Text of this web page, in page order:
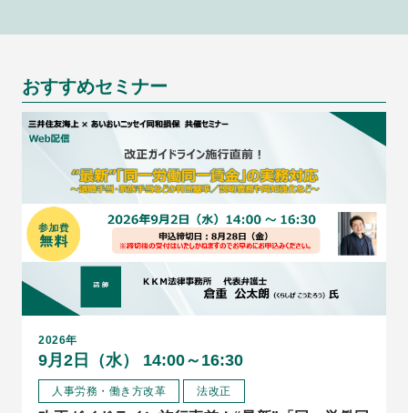
おすすめセミナー
2026年
9月2日（水） 14:00～16:30
人事労務・働き方改革 法改正